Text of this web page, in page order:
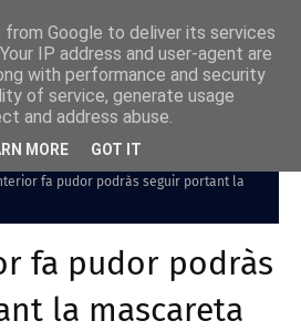
fa pudor podràs seguir portant la
fa pudor podràs
la mascareta
Google to deliver its services
IP address and user-agent are
with performance and security
of service, generate usage
and address abuse.
MORE GOT IT